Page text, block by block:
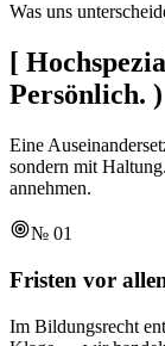
Was uns
[
Persönlich. )
Eine
sondern mit
annehmen.
№ 01
Fristen vor
Im Bildungsrecht